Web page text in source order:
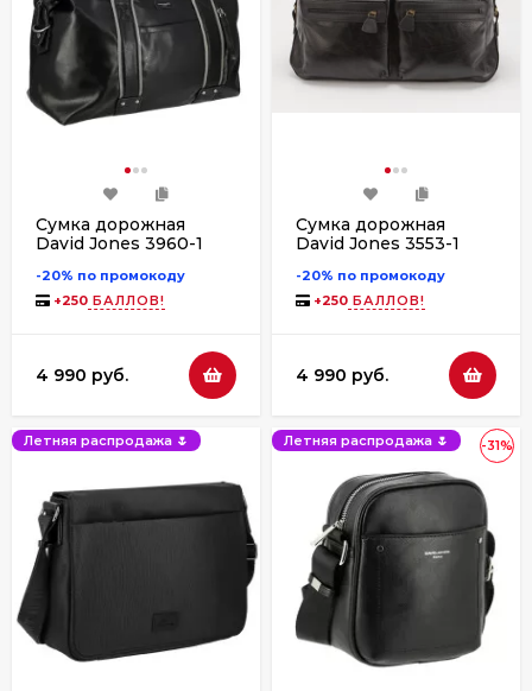
Сумка дорожная
David Jones 3960-1
-20% по промокоду
+250 БАЛЛОВ!
4 990 руб.
Сумка дорожная
David Jones 3553-1
-20% по промокоду
+250 БАЛЛОВ!
4 990 руб.
Летняя распродажа 🌷 -31%
Летняя распродажа 🌷